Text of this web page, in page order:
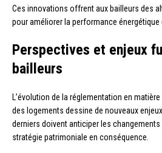
Ces innovations offrent aux bailleurs des
pour améliorer la performance énergétique
Perspectives et enjeux
bailleurs
L’évolution de la réglementation en
des logements dessine de nouveaux
derniers doivent anticiper les changements
stratégie patrimoniale en conséquence.